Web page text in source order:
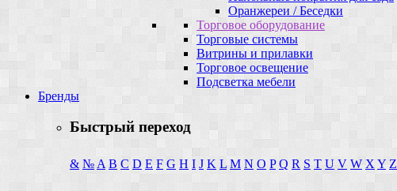
Оранжереи / Беседки
Торговое оборудование
Торговые системы
Витрины и прилавки
Торговое освещение
Подсветка мебели
Бренды
Быстрый переход
& № A B C D E F G H I J K L M N O P Q R S T U V W X Y Z